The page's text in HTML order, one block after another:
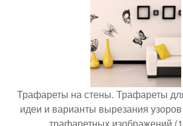
Трафареты на стены. Трафареты
идеи и варианты вырезания
трафаретных изображений